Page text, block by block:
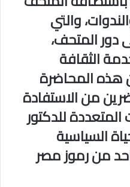
والتي
دور المتحف،
الثقافة
هذه المحاضرة
من الاستفادة
للدكتور
السياسية
من رموز مصر